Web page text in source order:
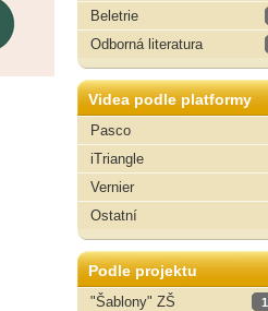
Beletrie
Odborná literatura
Videa podle platformy
Pasco
iTriangle
Vernier
Ostatní
Podle projektu
"Šablony" ZŠ